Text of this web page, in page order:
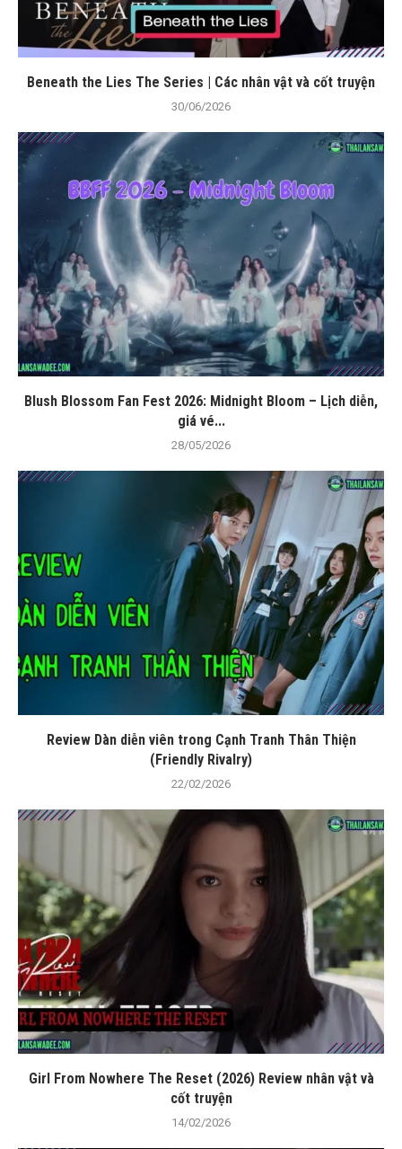
Beneath the Lies The Series | Các nhân vật và cốt truyện
30/06/2026
Blush Blossom Fan Fest 2026: Midnight Bloom – Lịch diễn,
giá vé...
28/05/2026
Review Dàn diễn viên trong Cạnh Tranh Thân Thiện
(Friendly Rivalry)
22/02/2026
Girl From Nowhere The Reset (2026) Review nhân vật và
cốt truyện
14/02/2026